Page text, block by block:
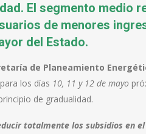
El segmento medio
de menores
del Estado.
de Planeamiento
los días 10, 11 y 12 de mayo
de gradualidad.
totalmente los subsidios en